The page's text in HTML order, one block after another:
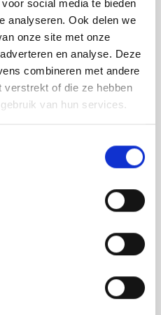
social media te bieden
analyseren. Ook delen we
onze site met onze
en analyse. Deze
combineren met andere
verstrekt of die ze hebben
van hun services.